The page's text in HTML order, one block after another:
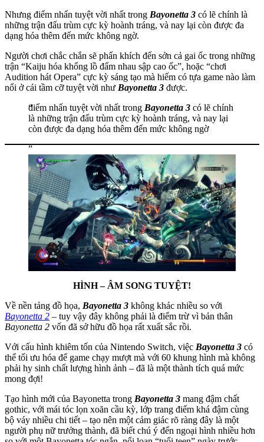
Nhưng điểm nhấn tuyệt vời nhất trong Bayonetta 3 có lẽ chính là
những trận đấu trùm cực kỳ hoành tráng, và nay lại còn được đa
dạng hóa thêm đến mức không ngờ.
Người chơi chắc chắn sẽ phấn khích đến sởn cả gai ốc trong những
trận “Kaiju hóa khổng lồ đấm nhau sập cao ốc”, hoặc “chơi
Audition hát Opera” cực kỳ sáng tạo mà hiếm có tựa game nào làm
nổi ở cái tầm cỡ tuyệt vời như Bayonetta 3 được.
điểm nhấn tuyệt vời nhất trong Bayonetta 3 có lẽ chính
là những trận đấu trùm cực kỳ hoành tráng, và nay lại
còn được đa dạng hóa thêm đến mức không ngờ
HÌNH – ÂM SONG TUYỆT!
Về nền tảng đồ họa, Bayonetta 3 không khác nhiều so với
Bayonetta 2 – tuy vậy đây không phải là điểm trừ vì bản thân
Bayonetta 2 vốn đã sở hữu đồ họa rất xuất sắc rồi.
Với cấu hình khiêm tốn của Nintendo Switch, việc Bayonetta 3 có
thể tối ưu hóa để game chạy mượt mà với 60 khung hình mà không
phải hy sinh chất lượng hình ảnh – đã là một thành tích quá mức
mong đợi!
Tạo hình mới của Bayonetta trong Bayonetta 3 mang đậm chất
gothic, với mái tóc lọn xoăn cầu kỳ, lớp trang điểm khá đậm cùng
bộ váy nhiều chi tiết – tạo nên một cảm giác rõ ràng đây là một
người phụ nữ trưởng thành, đã biết chú ý đến ngoại hình nhiều hơn